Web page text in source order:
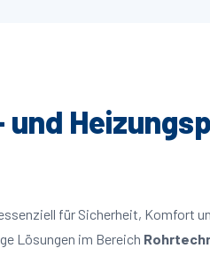
für Sicherheit, Komfort
Lösungen im Bereich